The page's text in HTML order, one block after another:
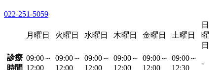
022-251-5059
月曜日 火曜日 水曜日 木曜日 金曜日 土曜日
日
曜
日
診療
時間
09:00～
12:00
09:00～
12:00
09:00～
12:00
09:00～
12:00
09:00～
12:00
09:00～
12:30
-